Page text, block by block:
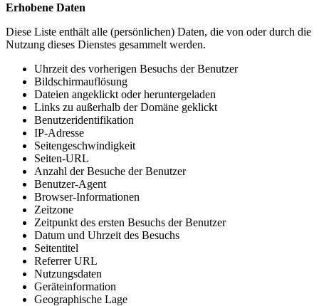
Erhobene Daten
Diese Liste enthält alle (persönlichen) Daten, die von oder durch die
Nutzung dieses Dienstes gesammelt werden.
Uhrzeit des vorherigen Besuchs der Benutzer
Bildschirmauflösung
Dateien angeklickt oder heruntergeladen
Links zu außerhalb der Domäne geklickt
Benutzeridentifikation
IP-Adresse
Seitengeschwindigkeit
Seiten-URL
Anzahl der Besuche der Benutzer
Benutzer-Agent
Browser-Informationen
Zeitzone
Zeitpunkt des ersten Besuchs der Benutzer
Datum und Uhrzeit des Besuchs
Seitentitel
Referrer URL
Nutzungsdaten
Geräteinformation
Geographische Lage